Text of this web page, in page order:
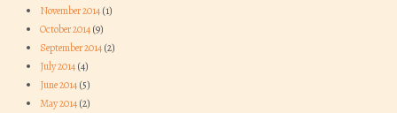
November 2014(1)
October 2014(9)
September 2014(2)
July 2014(4)
June 2014(5)
May 2014(2)